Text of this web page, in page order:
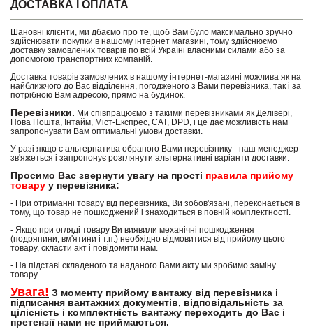
ДОСТАВКА І ОПЛАТА
Шановні клієнти, ми дбаємо про те, щоб Вам було максимально зручно
здійснювати покупки в нашому інтернет магазині, тому здійснюємо
доставку замовлених товарів по всій Україні власними силами або за
допомогою транспортних компаній.
Доставка товарів замовлених в нашому інтернет-магазині можлива як на
найближчого до Вас відділення, погодженого з Вами перевізника, так і за
потрібною Вам адресою, прямо на будинок.
Перевізники. Ми співпрацюємо з такими перевізниками як Делівері,
Нова Пошта, Інтайм, Міст-Експрес, САТ, DPD, і це дає можливість нам
запропонувати Вам оптимальні умови доставки.
У разі якщо є альтернатива обраного Вами перевізнику - наш менеджер
зв'яжеться і запропонує розглянути альтернативні варіанти доставки.
Просимо Вас звернути увагу на прості правила прийому
товару у перевізника:
- При отриманні товару від перевізника, Ви зобов'язані, переконається в
тому, що товар не пошкоджений і знаходиться в повній комплектності.
- Якщо при огляді товару Ви виявили механічні пошкодження
(подряпини, вм'ятини і т.п.) необхідно відмовитися від прийому цього
товару, скласти акт і повідомити нам.
- На підставі складеного та наданого Вами акту ми зробимо заміну
товару.
Увага! З моменту прийому вантажу від перевізника і
підписання вантажних документів, відповідальність за
цілісність і комплектність вантажу переходить до Вас і
претензії нами не приймаються.